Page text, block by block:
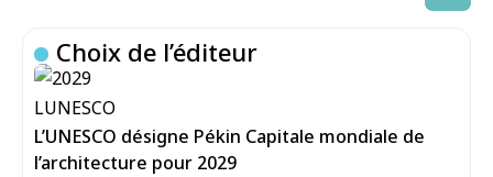
Choix de l’éditeur
L’UNESCO désigne Pékin Capitale mondiale de
l’architecture pour 2029